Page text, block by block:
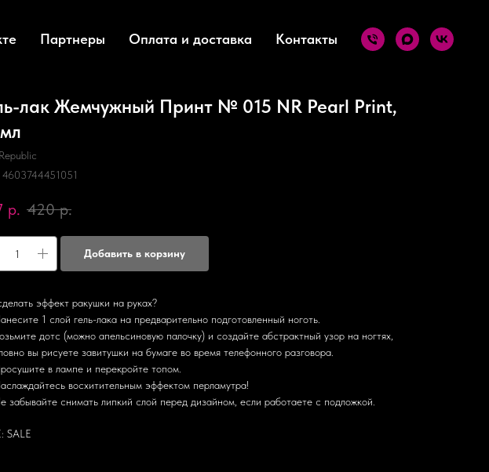
Партнеры Оплата и доставка Контакты
лак Жемчужный Принт № 015 NR Pearl Print,
4603744451051
р. 420 р.
Добавить в корзину
эффект ракушки на руках?
1 слой гель-лака на предварительно подготовленный ноготь.
дотс (можно апельсиновую палочку) и создайте абстрактный узор на ногтях,
вы рисуете завитушки на бумаге во время телефонного разговора.
в лампе и перекройте топом.
восхитительным эффектом перламутра!
забывайте снимать липкий слой перед дизайном, если работаете с подложкой.
SALE